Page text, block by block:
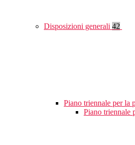
Disposizioni generali 42
Piano triennale per la
Piano triennale